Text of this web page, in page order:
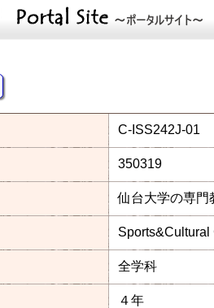
C-ISS242J-01
350319
仙台大学の専
全学科
４年